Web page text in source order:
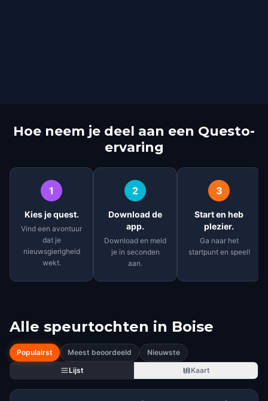
Hoe neem je deel aan een Questo-
ervaring
1
Kies je quest.
Vind een avontuur
dat je
nieuwsgierigheid
wekt.
2
Download de
app.
Download en meld
je in seconden
aan.
3
Start en heb
plezier.
Ga naar het
startpunt en speel!
Alle speurtochten in Boise
Populairst Meest beoordeeld
Nieuwste
Lijst
Kaart